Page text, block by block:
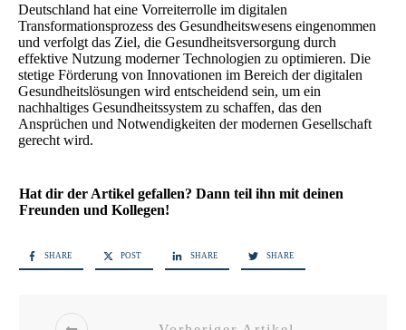
Deutschland hat eine Vorreiterrolle im digitalen
Transformationsprozess des Gesundheitswesens eingenommen
und verfolgt das Ziel, die Gesundheitsversorgung durch
effektive Nutzung moderner Technologien zu optimieren. Die
stetige Förderung von Innovationen im Bereich der digitalen
Gesundheitslösungen wird entscheidend sein, um ein
nachhaltiges Gesundheitssystem zu schaffen, das den
Ansprüchen und Notwendigkeiten der modernen Gesellschaft
gerecht wird.
Hat dir der Artikel gefallen? Dann teil ihn mit deinen
Freunden und Kollegen!
SHARE POST SHARE SHARE